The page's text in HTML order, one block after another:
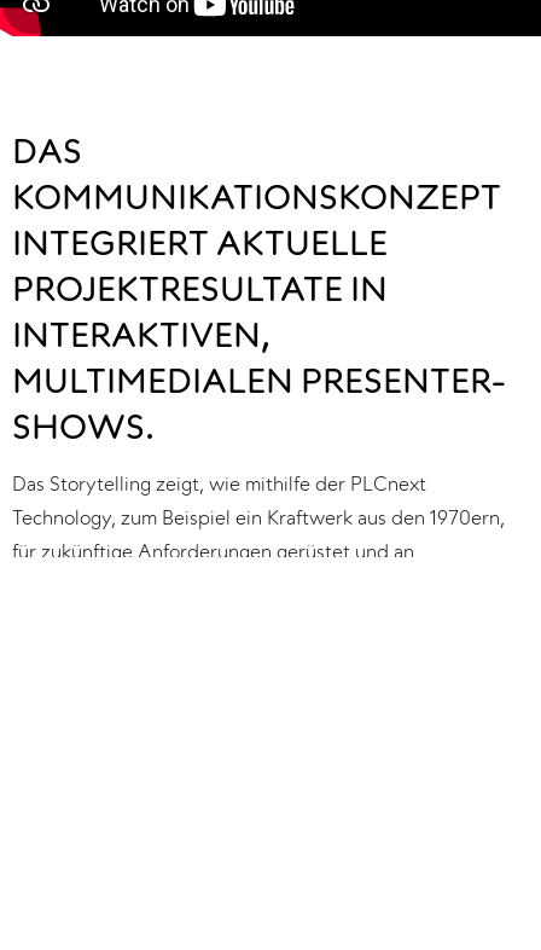
DAS
KOMMUNIKATIONSKONZEPT
INTEGRIERT AKTUELLE
PROJEKTRESULTATE IN
INTERAKTIVEN,
MULTIMEDIALEN PRESENTER-
SHOWS.
Das Storytelling zeigt, wie mithilfe der PLCnext
Technology, zum Beispiel ein Kraftwerk aus den 1970ern,
für zukünftige Anforderungen gerüstet und an